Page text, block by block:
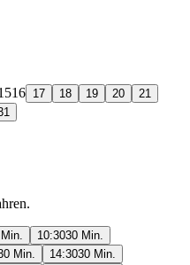
16 17 18 19 20 21
10:3030 Min.
Min. 14:3030 Min.